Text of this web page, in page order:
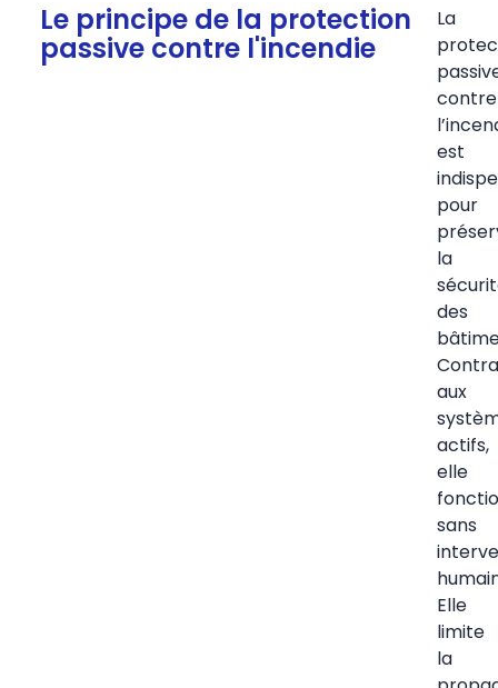
Le principe de la protection
passive contre l'incendie
La
contre
est
pour
la
des
aux
actifs,
elle
sans
Elle
limite
la